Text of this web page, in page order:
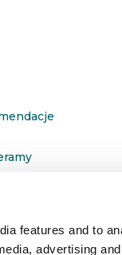
features and to
advertising